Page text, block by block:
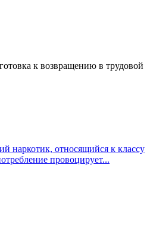
к возвращению в трудовой
наркотик, относящийся к классу
провоцирует...